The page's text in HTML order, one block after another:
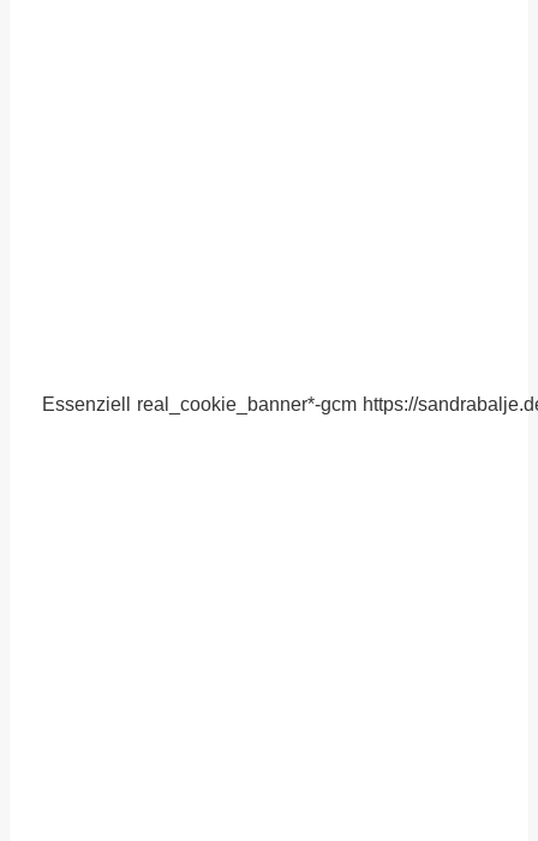
Essenziell real_cookie_banner*-gcm https://